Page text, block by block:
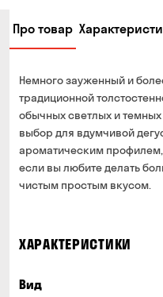
От 300 до 399 грн
От 700 грн
Срок доставки — до 90
*на время доставки
Оплата:
наличными курьеру
банковской картой на
Время сборки
Можете без очереди
Оплата:
наличными в
банковской картой
Про товар
Немного зауженный и
традиционной
обычных светлых и
выбор для вдумчивой
ароматическим
если вы любите делать
чистым простым вкусом.
ХАРАКТЕРИСТИКИ
Вид